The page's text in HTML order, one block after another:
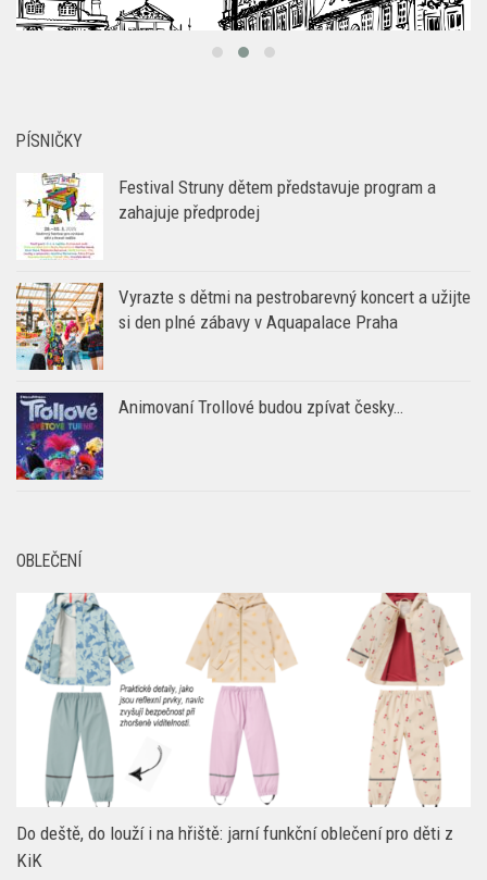
PÍSNIČKY
Festival Struny dětem představuje program a
zahajuje předprodej
Vyrazte s dětmi na pestrobarevný koncert a užijte
si den plné zábavy v Aquapalace Praha
Animovaní Trollové budou zpívat česky…
OBLEČENÍ
Do deště, do louží i na hřiště: jarní funkční oblečení pro děti z
KiK